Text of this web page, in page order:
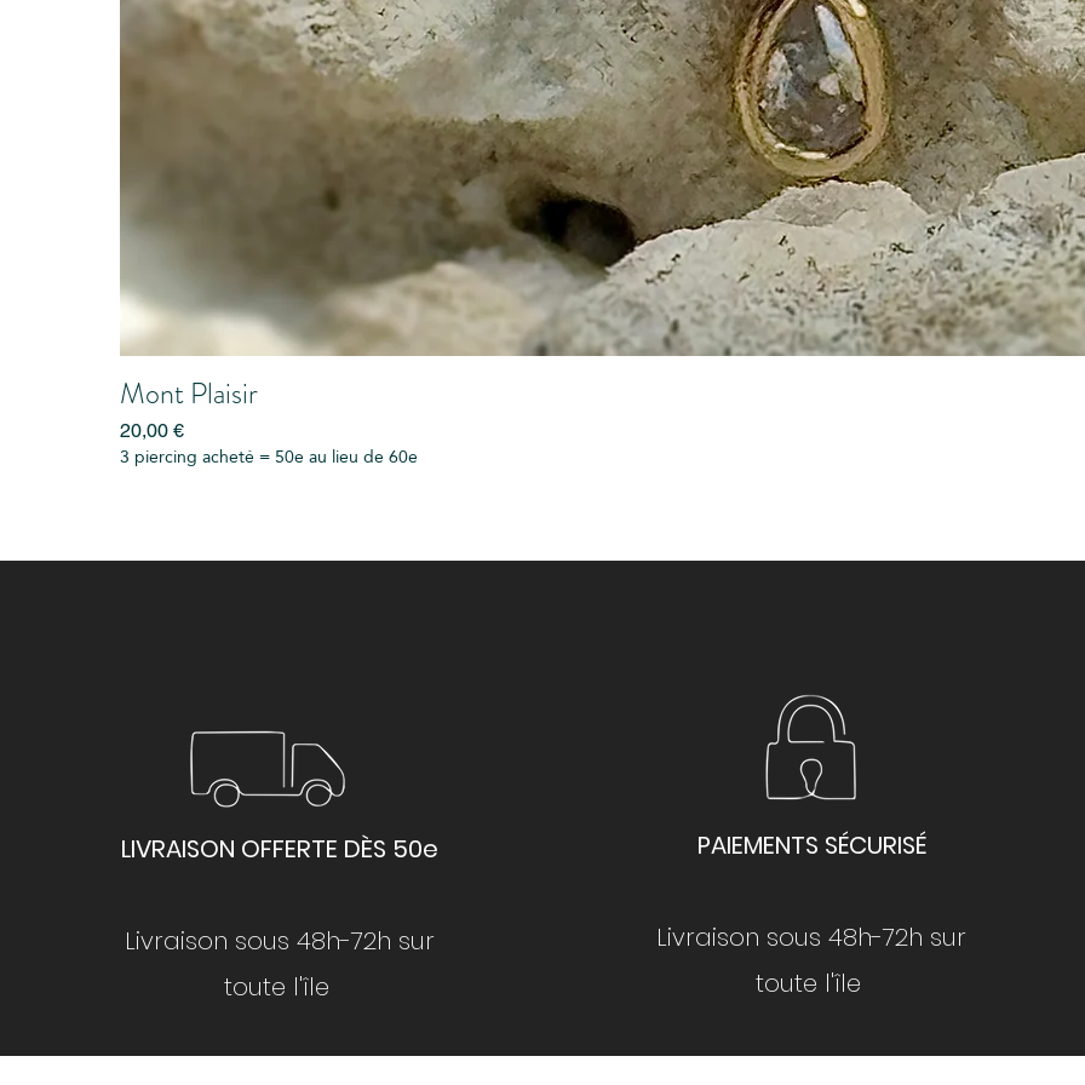
Mont Plaisir
Prix
20,00 €
3 piercing acheté = 50e au lieu de 60e
LIVRAISON OFFERTE DÈS 50e
Livraison sous 48h-72h sur
toute l'île
PAIEMENTS SÉCURISÉ
Livraison sous 48h-72h sur
toute l'île